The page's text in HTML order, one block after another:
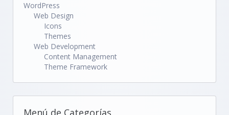
WordPress
Web Design
Icons
Themes
Web Development
Content Management
Theme Framework